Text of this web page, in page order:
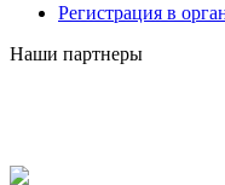
Регистрация в
Наши партнеры